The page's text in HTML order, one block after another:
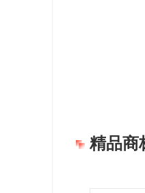
精品商